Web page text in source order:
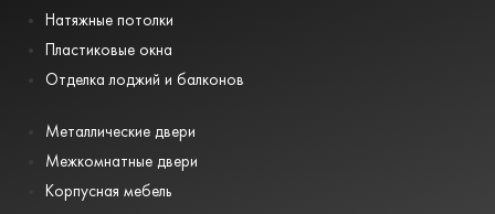
Натяжные потолки
Пластиковые окна
Отделка лоджий и балконов
Металлические двери
Межкомнатные двери
Корпусная мебель